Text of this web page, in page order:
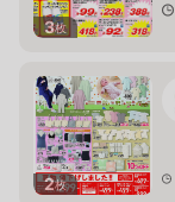
3枚
2枚